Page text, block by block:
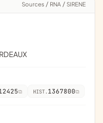
Sources / RNA / SIRENE
HIST. 1367800